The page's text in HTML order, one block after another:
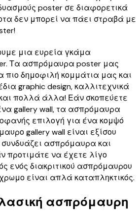
poster σε διαφορετικά
δεν μπορεί να πάει στραβά με
μια ευρεία γκάμα
Τα ασπρόμαυρα poster μας
πιο δημοφιλή κομμάτια μας και
graphic design, καλλιτεχνικά
και πολλά άλλα! Εάν σκοπεύετε
gallery wall, τα ασπρόμαυρα
επιλογή για ένα κομψό
gallery wall είναι εξίσου
ασπρόμαυρα και
προτιμάτε να έχετε λίγο
ενός διακριτικού ασπρόμαυρου
είναι απλά καταπληκτικός.
ασπρόμαυρη